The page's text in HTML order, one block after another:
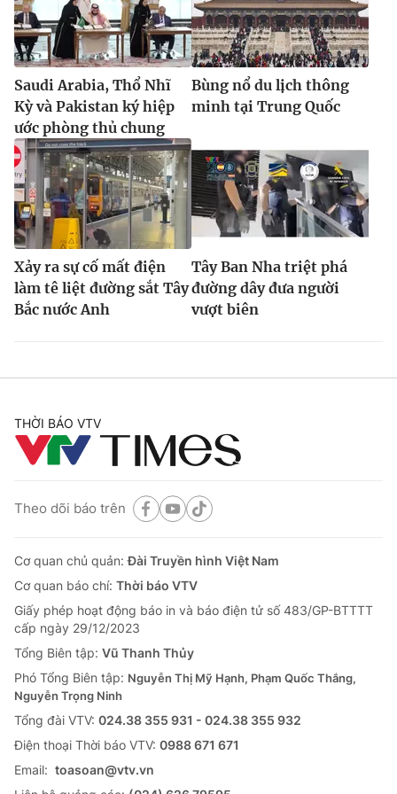
Saudi Arabia, Thổ Nhĩ
Kỳ và Pakistan ký hiệp
ước phòng thủ chung
Bùng nổ du lịch thông
minh tại Trung Quốc
Xảy ra sự cố mất điện
làm tê liệt đường sắt Tây
Bắc nước Anh
Tây Ban Nha triệt phá
đường dây đưa người
vượt biên
THỜI BÁO VTV
Theo dõi báo trên
Cơ quan chủ quản:Đài Truyền hình Việt Nam
Cơ quan báo chí: Thời báo VTV
Giấy phép hoạt động báo in và báo điện tử số 483/GP-BTTTT
cấp ngày 29/12/2023
Tổng Biên tập: Vũ Thanh Thủy
Phó Tổng Biên tập: Nguyễn Thị Mỹ Hạnh, Phạm Quốc Thắng,
Nguyễn Trọng Ninh
Tổng đài VTV: 024.38 355 931 - 024.38 355 932
Ðiện thoại Thời báo VTV: 0988 671 671
Email: toasoan@vtv.vn